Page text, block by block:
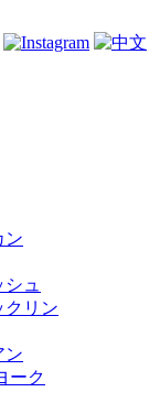
ン
ュ
クリン
ン
ーク